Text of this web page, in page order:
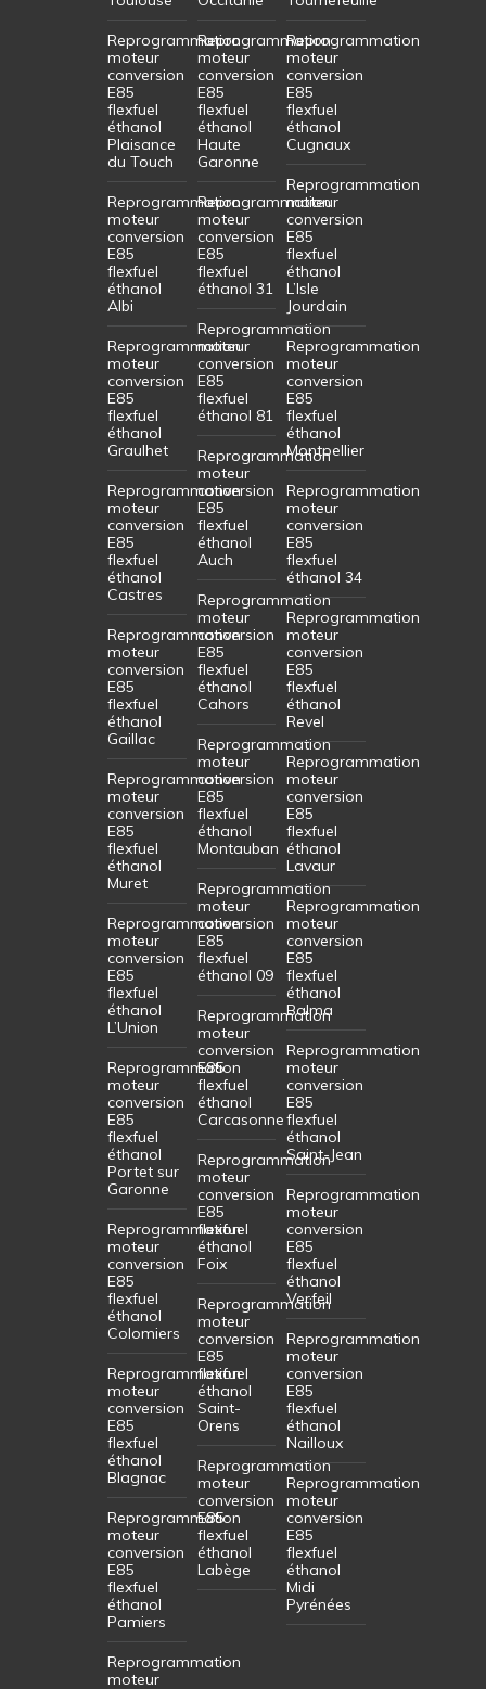
Reprogrammation
moteur
conversion
E85
flexfuel
éthanol
Plaisance
du Touch
Reprogrammation
moteur
conversion
E85
flexfuel
éthanol
Albi
Reprogrammation
moteur
conversion
E85
flexfuel
éthanol
Graulhet
Reprogrammation
moteur
conversion
E85
flexfuel
éthanol
Castres
Reprogrammation
moteur
conversion
E85
flexfuel
éthanol
Gaillac
Reprogrammation
moteur
conversion
E85
flexfuel
éthanol
Muret
Reprogrammation
moteur
conversion
E85
flexfuel
éthanol
L’Union
Reprogrammation
moteur
conversion
E85
flexfuel
éthanol
Portet sur
Garonne
Reprogrammation
moteur
conversion
E85
flexfuel
éthanol
Colomiers
Reprogrammation
moteur
conversion
E85
flexfuel
éthanol
Blagnac
Reprogrammation
moteur
conversion
E85
flexfuel
éthanol
Pamiers
Reprogrammation
moteur
Reprogrammation
moteur
conversion
E85
flexfuel
éthanol
Haute
Garonne
Reprogrammation
moteur
conversion
E85
flexfuel
éthanol 31
Reprogrammation
moteur
conversion
E85
flexfuel
éthanol 81
Reprogrammation
moteur
conversion
E85
flexfuel
éthanol
Auch
Reprogrammation
moteur
conversion
E85
flexfuel
éthanol
Cahors
Reprogrammation
moteur
conversion
E85
flexfuel
éthanol
Montauban
Reprogrammation
moteur
conversion
E85
flexfuel
éthanol 09
Reprogrammation
moteur
conversion
E85
flexfuel
éthanol
Carcasonne
Reprogrammation
moteur
conversion
E85
flexfuel
éthanol
Foix
Reprogrammation
moteur
conversion
E85
flexfuel
éthanol
Saint-
Orens
Reprogrammation
moteur
conversion
E85
flexfuel
éthanol
Labège
Reprogrammation
moteur
conversion
E85
flexfuel
éthanol
Cugnaux
Reprogrammation
moteur
conversion
E85
flexfuel
éthanol
L’Isle
Jourdain
Reprogrammation
moteur
conversion
E85
flexfuel
éthanol
Montpellier
Reprogrammation
moteur
conversion
E85
flexfuel
éthanol 34
Reprogrammation
moteur
conversion
E85
flexfuel
éthanol
Revel
Reprogrammation
moteur
conversion
E85
flexfuel
éthanol
Lavaur
Reprogrammation
moteur
conversion
E85
flexfuel
éthanol
Balma
Reprogrammation
moteur
conversion
E85
flexfuel
éthanol
Saint-Jean
Reprogrammation
moteur
conversion
E85
flexfuel
éthanol
Verfeil
Reprogrammation
moteur
conversion
E85
flexfuel
éthanol
Nailloux
Reprogrammation
moteur
conversion
E85
flexfuel
éthanol
Midi
Pyrénées